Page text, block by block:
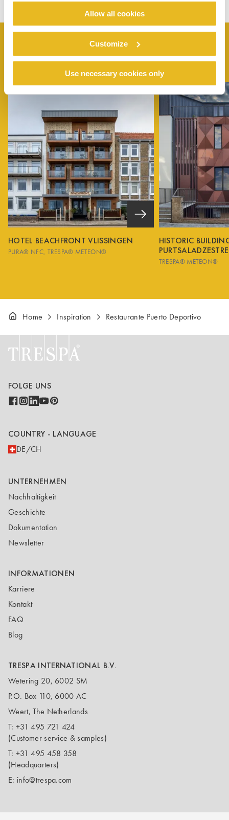
Allow all cookies
Customize
Use necessary cookies only
ÄHNLICHE PROJEKTE
HOTEL BEACHFRONT VLISSINGEN
PURA® NFC TRESPA® METEON®
HISTORIC
TRESPA® METEON®
Home Inspiration Restaurante Puerto Deportivo
FOLGE UNS
COUNTRY - LANGUAGE
DE/CH
UNTERNEHMEN
Nachhaltigkeit
Geschichte
Dokumentation
Newsletter
INFORMATIONEN
Karriere
Kontakt
FAQ
Blog
TRESPA INTERNATIONAL B.V.
Wetering 20, 6002 SM
P.O. Box 110, 6000 AC
Weert, The Netherlands
T: +31 495 721 424
(Customer service & samples)
T: +31 495 458 358
(Headquarters)
E: info@trespa.com